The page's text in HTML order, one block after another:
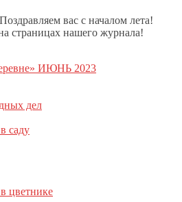
вас с началом лета!
страницах нашего журнала!
ИЮНЬ 2023
дел
саду
цветнике